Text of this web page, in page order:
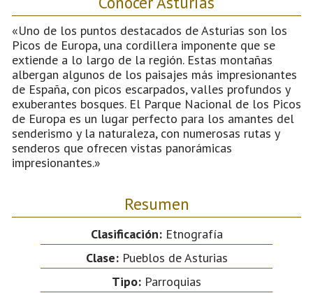
«Uno de los puntos destacados de Asturias son los
Picos de Europa, una cordillera imponente que se
extiende a lo largo de la región. Estas montañas
albergan algunos de los paisajes más impresionantes
de España, con picos escarpados, valles profundos y
exuberantes bosques. El Parque Nacional de los Picos
de Europa es un lugar perfecto para los amantes del
senderismo y la naturaleza, con numerosas rutas y
senderos que ofrecen vistas panorámicas
impresionantes.»
Resumen
Clasificación:Etnografía
Clase:Pueblos de Asturias
Tipo: Parroquias